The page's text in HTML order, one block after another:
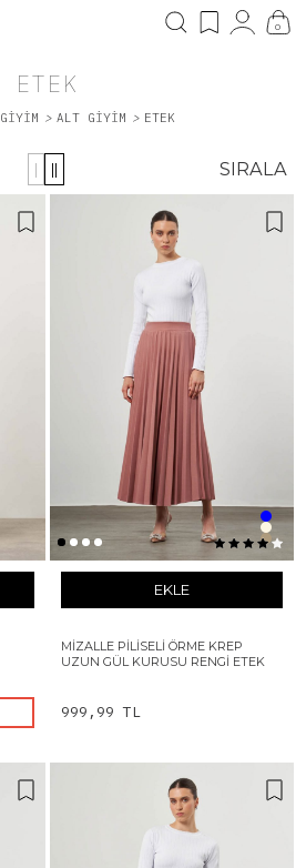
0
ETEK
GIYIM > ALT GİYİM > ETEK
| || SIRALA
EKLE
MIZALLE PILISELI ÖRME KREP
UZUN GÜL KURUSU RENGI ETEK
999,99 TL